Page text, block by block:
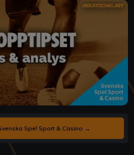
Spel Sport & Casino →